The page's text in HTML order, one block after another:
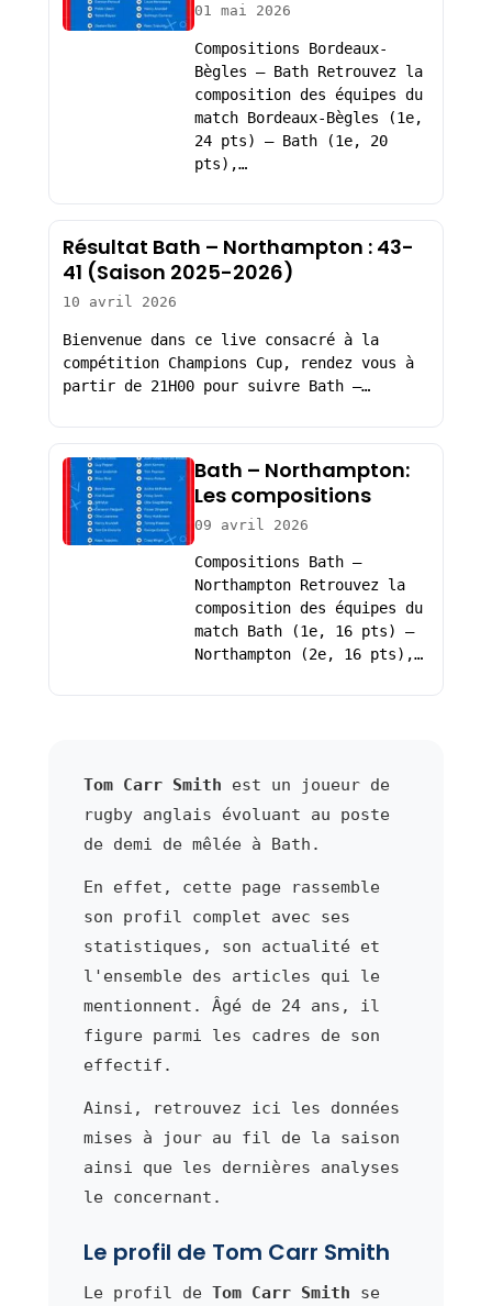
01 mai 2026
Compositions Bordeaux-
Bègles – Bath Retrouvez la
composition des équipes du
match Bordeaux-Bègles (1e,
24 pts) – Bath (1e, 20
pts),…
Résultat Bath – Northampton : 43-
41 (Saison 2025-2026)
10 avril 2026
Bienvenue dans ce live consacré à la
compétition Champions Cup, rendez vous à
partir de 21H00 pour suivre Bath –…
Bath – Northampton:
Les compositions
09 avril 2026
Compositions Bath –
Northampton Retrouvez la
composition des équipes du
match Bath (1e, 16 pts) –
Northampton (2e, 16 pts),…
Tom Carr Smith est un joueur de
rugby anglais évoluant au poste
de demi de mêlée à Bath.
En effet, cette page rassemble
son profil complet avec ses
statistiques, son actualité et
l'ensemble des articles qui le
mentionnent. Âgé de 24 ans, il
figure parmi les cadres de son
effectif.
Ainsi, retrouvez ici les données
mises à jour au fil de la saison
ainsi que les dernières analyses
le concernant.
Le profil de Tom Carr Smith
Le profil de Tom Carr Smith se